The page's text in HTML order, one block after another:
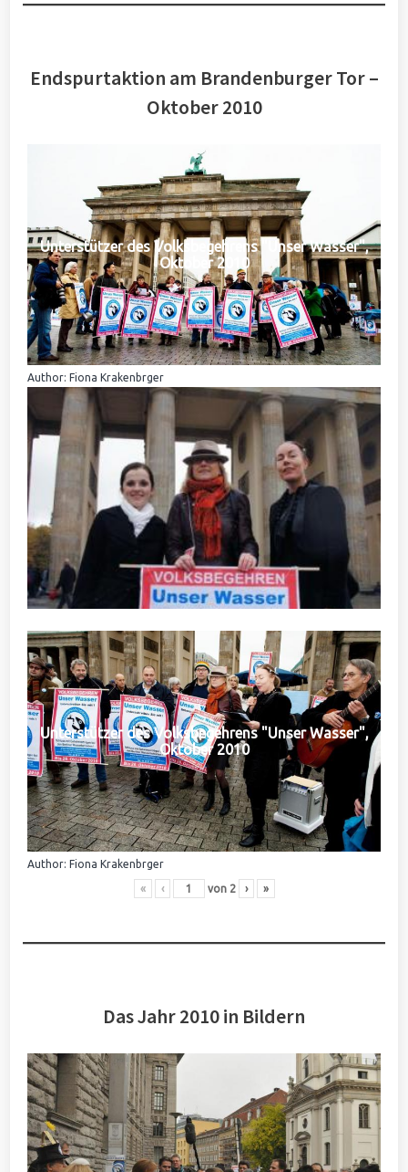
Endspurtaktion am Brandenburger Tor –
Oktober 2010
Unterstützer des Volksbegehrens "Unser Wasser",
Oktober 2010
Author: Fiona Krakenbrger
Unterstützer des Volksbegehrens "Unser Wasser",
Oktober 2010
Author: Fiona Krakenbrger
« ‹ von 2 › »
Das Jahr 2010 in Bildern